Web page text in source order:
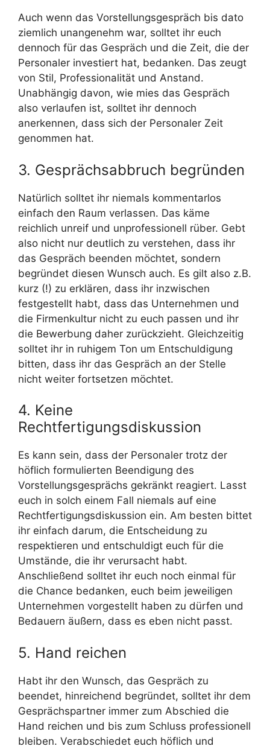
Auch wenn das Vorstellungsgespräch bis dato
ziemlich unangenehm war, solltet ihr euch
dennoch für das Gespräch und die Zeit, die der
Personaler investiert hat, bedanken. Das zeugt
von Stil, Professionalität und Anstand.
Unabhängig davon, wie mies das Gespräch
also verlaufen ist, solltet ihr dennoch
anerkennen, dass sich der Personaler Zeit
genommen hat.
3. Gesprächsabbruch begründen
Natürlich solltet ihr niemals kommentarlos
einfach den Raum verlassen. Das käme
reichlich unreif und unprofessionell rüber. Gebt
also nicht nur deutlich zu verstehen, dass ihr
das Gespräch beenden möchtet, sondern
begründet diesen Wunsch auch. Es gilt also z.B.
kurz (!) zu erklären, dass ihr inzwischen
festgestellt habt, dass das Unternehmen und
die Firmenkultur nicht zu euch passen und ihr
die Bewerbung daher zurückzieht. Gleichzeitig
solltet ihr in ruhigem Ton um Entschuldigung
bitten, dass ihr das Gespräch an der Stelle
nicht weiter fortsetzen möchtet.
4. Keine
Rechtfertigungsdiskussion
Es kann sein, dass der Personaler trotz der
höflich formulierten Beendigung des
Vorstellungsgesprächs gekränkt reagiert. Lasst
euch in solch einem Fall niemals auf eine
Rechtfertigungsdiskussion ein. Am besten bittet
ihr einfach darum, die Entscheidung zu
respektieren und entschuldigt euch für die
Umstände, die ihr verursacht habt.
Anschließend solltet ihr euch noch einmal für
die Chance bedanken, euch beim jeweiligen
Unternehmen vorgestellt haben zu dürfen und
Bedauern äußern, dass es eben nicht passt.
5. Hand reichen
Habt ihr den Wunsch, das Gespräch zu
beendet, hinreichend begründet, solltet ihr dem
Gesprächspartner immer zum Abschied die
Hand reichen und bis zum Schluss professionell
bleiben. Verabschiedet euch höflich und